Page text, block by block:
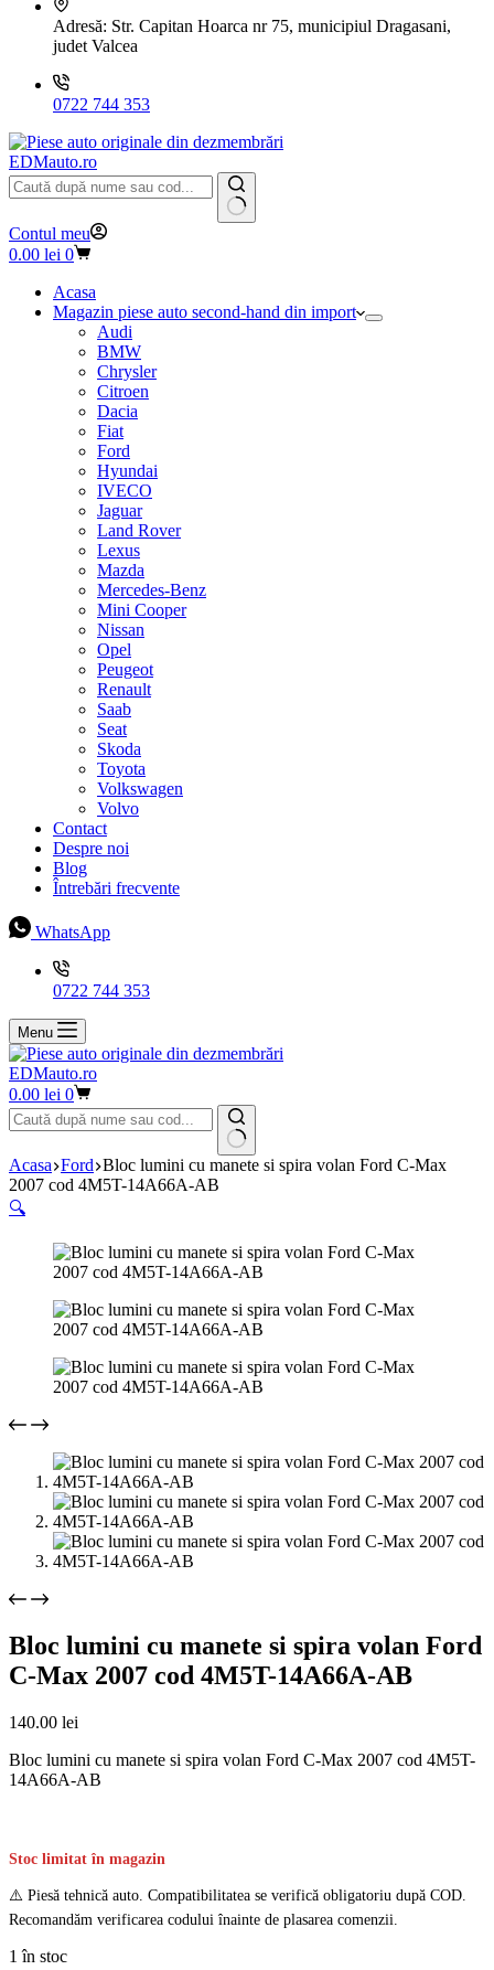
Adresă: Str. Capitan Hoarca nr 75, municipiul Dragasani,
judet Valcea
0722 744 353
EDMauto.ro
Niciun
rezultat
Contul meu
Coș
cumpărături
0.00 lei 0
Acasa
Magazin piese auto second-hand din import
Audi
BMW
Chrysler
Citroen
Dacia
Fiat
Ford
Hyundai
IVECO
Jaguar
Land Rover
Lexus
Mazda
Mercedes-Benz
Mini Cooper
Nissan
Opel
Peugeot
Renault
Saab
Seat
Skoda
Toyota
Volkswagen
Volvo
Contact
Despre noi
Blog
Întrebări frecvente
WhatsApp
0722 744 353
Menu
EDMauto.ro
Coș
de
cumpărături
0.00 lei 0
Niciun
rezultat
Acasa Ford Bloc lumini cu manete si spira volan Ford C-Max
2007 cod 4M5T-14A66A-AB
🔍
Bloc lumini cu manete si spira volan Ford
C-Max 2007 cod 4M5T-14A66A-AB
140.00 lei
Bloc lumini cu manete si spira volan Ford C-Max 2007 cod 4M5T-
14A66A-AB
Stoc limitat în magazin
⚠️ Piesă tehnică auto. Compatibilitatea se verifică obligatoriu după COD.
Recomandăm verificarea codului înainte de plasarea comenzii.
1 în stoc